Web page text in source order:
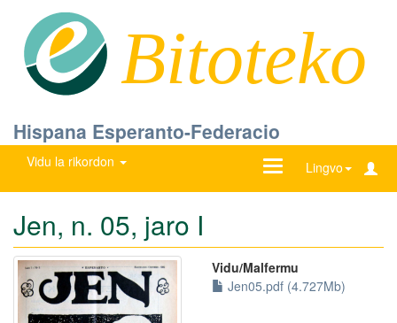
Bitoteko
Hispana Esperanto-Federacio
Vidu la rikordon Lingvo
Ŝanĝu
Jen, n. 05, jaro I
Vidu/Malfermu
Jen05.pdf (4.727Mb)